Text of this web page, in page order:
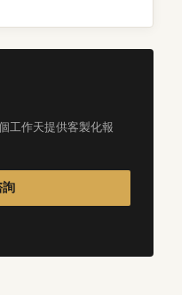
工作天提供客製化報
詢